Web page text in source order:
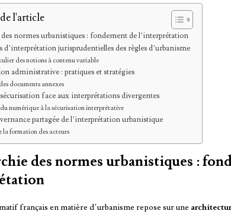
l'article
normes urbanistiques : fondement de l’interprétation
d’interprétation jurisprudentielles des règles d’urbanisme
des notions à contenu variable
administrative : pratiques et stratégies
documents annexes
face aux interprétations divergentes
numérique à la sécurisation interprétative
partagée de l’interprétation urbanistique
la formation des acteurs
des normes urbanistiques :
français en matière d’urbanisme repose sur une